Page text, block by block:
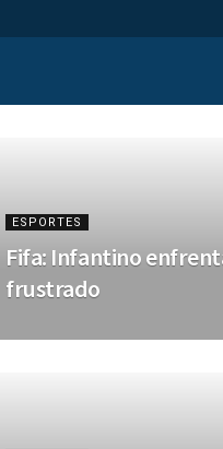
ESPORTES
Fifa: Infantino
frustrado